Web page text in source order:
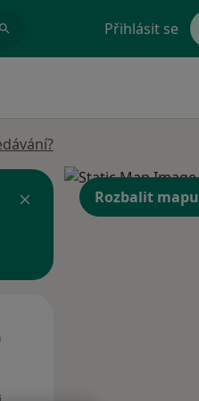
Přihlásit se
Rozbalit mapu